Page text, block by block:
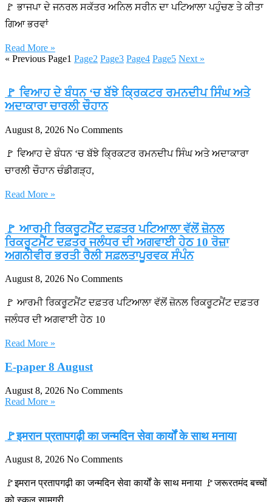
🚩 ਭਾਜਪਾ ਦੇ ਜਨਰਲ ਸਕੱਤਰ ਅਨਿਲ ਸਰੀਨ ਦਾ ਪਟਿਆਲਾ ਪਹੁੰਚਣ ਤੇ ਕੀਤਾ
ਗਿਆ ਭਰਵਾਂ
Read More »
« Previous Page1 Page2 Page3 Page4 Page5 Next »
🚩 ਵਿਆਹ ਦੇ ਬੰਧਨ ‘ਚ ਬੱਝੇ ਕ੍ਰਿਕਟਰ ਰਮਨਦੀਪ ਸਿੰਘ ਅਤੇ
ਅਦਾਕਾਰਾ ਚਾਰਲੀ ਚੌਹਾਨ
August 8, 2026 No Comments
🚩 ਵਿਆਹ ਦੇ ਬੰਧਨ ‘ਚ ਬੱਝੇ ਕ੍ਰਿਕਟਰ ਰਮਨਦੀਪ ਸਿੰਘ ਅਤੇ ਅਦਾਕਾਰਾ
ਚਾਰਲੀ ਚੌਹਾਨ ਚੰਡੀਗੜ੍ਹ,
Read More »
🚩 ਆਰਮੀ ਰਿਕਰੂਟਮੈਂਟ ਦਫ਼ਤਰ ਪਟਿਆਲਾ ਵੱਲੋਂ ਜ਼ੋਨਲ
ਰਿਕਰੂਟਮੈਂਟ ਦਫ਼ਤਰ ਜਲੰਧਰ ਦੀ ਅਗਵਾਈ ਹੇਠ 10 ਰੋਜ਼ਾ
ਅਗਨੀਵੀਰ ਭਰਤੀ ਰੈਲੀ ਸਫ਼ਲਤਾਪੂਰਵਕ ਸੰਪੰਨ
August 8, 2026 No Comments
🚩 ਆਰਮੀ ਰਿਕਰੂਟਮੈਂਟ ਦਫ਼ਤਰ ਪਟਿਆਲਾ ਵੱਲੋਂ ਜ਼ੋਨਲ ਰਿਕਰੂਟਮੈਂਟ ਦਫ਼ਤਰ
ਜਲੰਧਰ ਦੀ ਅਗਵਾਈ ਹੇਠ 10
Read More »
E-paper 8 August
August 8, 2026 No Comments
Read More »
🚩इमरान प्रतापगढ़ी का जन्मदिन सेवा कार्यों के साथ मनाया
August 8, 2026 No Comments
🚩इमरान प्रतापगढ़ी का जन्मदिन सेवा कार्यों के साथ मनाया 🚩जरूरतमंद बच्चों